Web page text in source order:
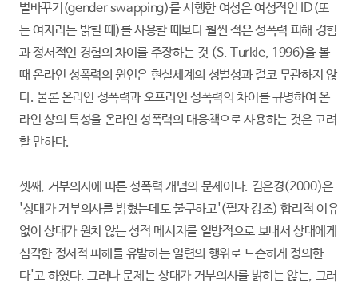
별바꾸기(gender swapping)를 시행한 여성은 여성적인 ID(또
는 여자라는 밝힐 때)를 사용할 때보다 훨씬 적은 성폭력 피해 경험
과 정서적인 경험의 차이를 주장하는 것 (S. Turkle, 1996)을 볼
때 온라인 성폭력의 원인은 현실세계의 성별성과 결코 무관하지 않
다. 물론 온라인 성폭력과 오프라인 성폭력의 차이를 규명하여 온
라인 상의 특성을 온라인 성폭력의 대응책으로 사용하는 것은 고려
할 만하다.
셋째, 거부의사에 따른 성폭력 개념의 문제이다. 김은경(2000)은
'상대가 거부의사를 밝혔는데도 불구하고'(필자 강조) 합리적 이유
없이 상대가 원치 않는 성적 메시지를 일방적으로 보내서 상대에게
심각한 정서적 피해를 유발하는 일련의 행위로 느슨하게 정의한
다'고 하였다. 그러나 문제는 상대가 거부의사를 밝히는 않는, 그러